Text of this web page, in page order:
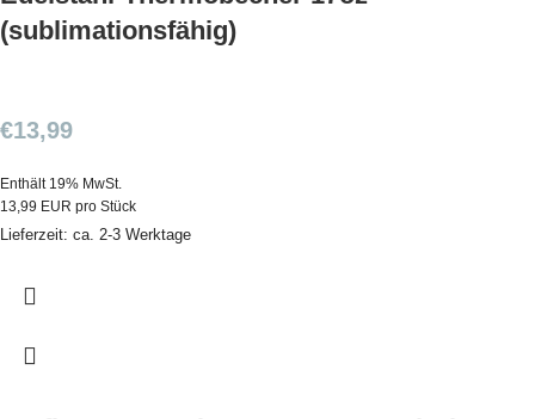
(sublimationsfähig)
€13,99
Enthält 19% MwSt.
13,99 EUR pro Stück
Lieferzeit: ca. 2-3 Werktage